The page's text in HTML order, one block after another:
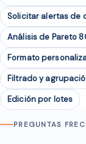
Solicitar alertas de
Análisis de Pareto
Formato
Filtrado y
Edición por lotes
PREGUNTAS